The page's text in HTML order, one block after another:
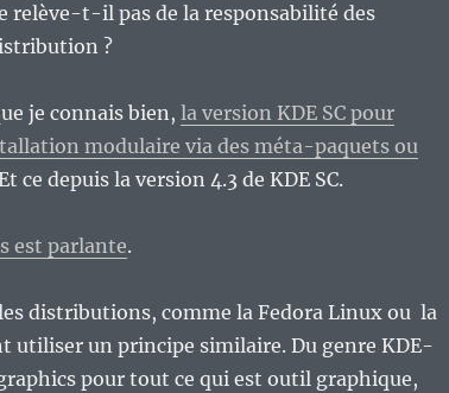
relève-t-il pas de la responsabilité des
?
je connais bien, la version KDE SC pour
modulaire via des méta-paquets ou
ce depuis la version 4.3 de KDE SC.
est parlante.
distributions, comme la Fedora Linux ou la
utiliser un principe similaire. Du genre KDE-
pour tout ce qui est outil graphique,